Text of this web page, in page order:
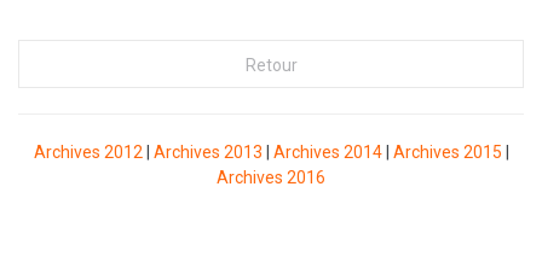
Archives 2012| Archives 2013 Archives 2014| Archives 2015
Archives 2016